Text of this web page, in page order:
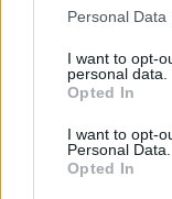
Personal
I want to opt-
personal data.
Opted In
I want to opt-
Personal Data.
Opted In
regisztrációhoz
Az előfizetés a
Portfolio.hu
Kötéslisták:
kötéslistái